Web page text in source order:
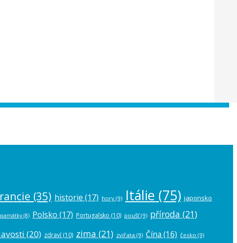
(35) historie (17) hory (9) Itálie (75) japonsko
památky(8) Polsko (17) Portugalsko (10) poušť(9) příroda (21)
(20) zdraví (10) zima (21) zvířata (9) Čína (16) česko (9)